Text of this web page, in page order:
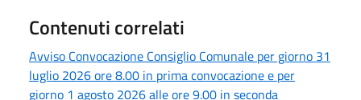
Contenuti correlati
Avviso Convocazione Consiglio Comunale per giorno 31
luglio 2026 ore 8.00 in prima convocazione e per
giorno 1 agosto 2026 alle ore 9.00 in seconda